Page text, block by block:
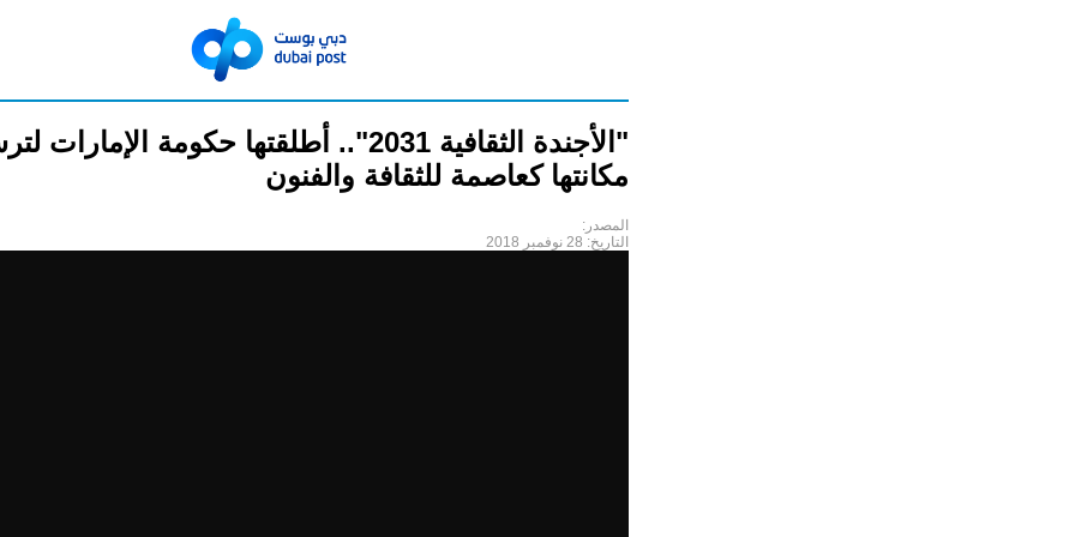
"الأجندة الثقافية 2031".. أطلقتها حكومة الإمارات
مكانتها كعاصمة للثقافة والفنون
المصدر:
التاريخ: 28 نوفمبر 2018